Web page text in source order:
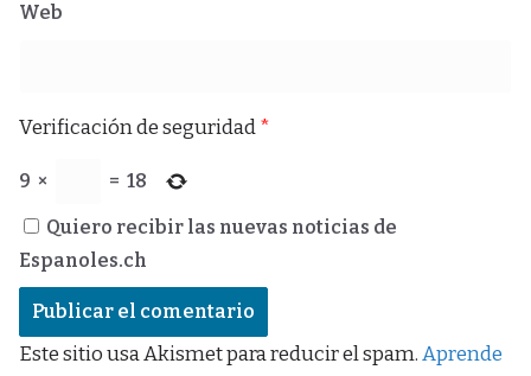
Web
Verificación de seguridad*
9 × = 18
Quiero recibir las nuevas noticias de
Espanoles.ch
Este sitio usa Akismet para reducir el spam.Aprende